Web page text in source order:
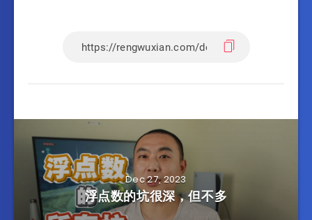
Dec 27, 2023
浮点数的坑很深，但不多